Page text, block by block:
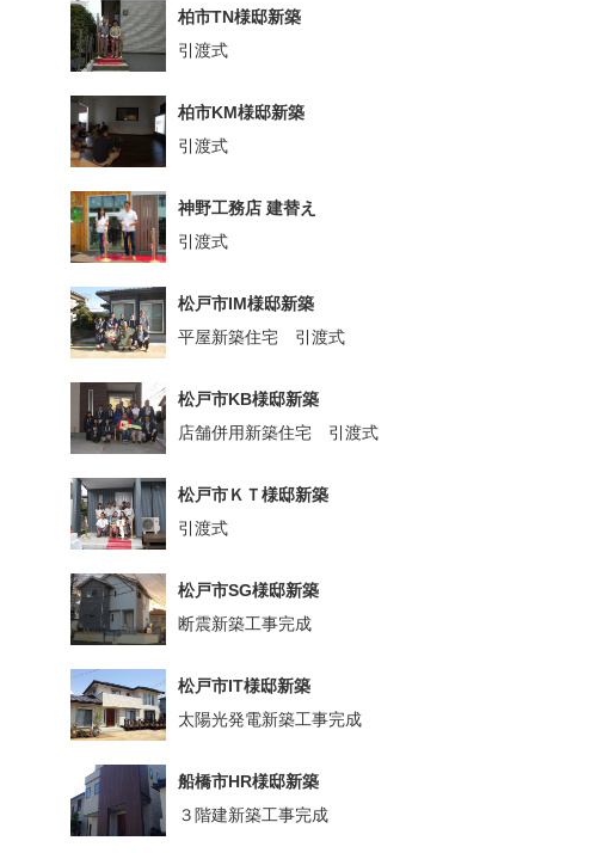
柏市TN様邸新築
引渡式
柏市KM様邸新築
引渡式
神野工務店 建替え
引渡式
松戸市IM様邸新築
平屋新築住宅 引渡式
松戸市KB様邸新築
店舗併用新築住宅 引渡式
松戸市ＫＴ様邸新築
引渡式
松戸市SG様邸新築
断震新築工事完成
松戸市IT様邸新築
太陽光発電新築工事完成
船橋市HR様邸新築
３階建新築工事完成